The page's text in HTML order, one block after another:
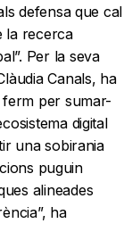
defensa que cal
la recerca
Per la seva
Canals, ha
ferm per sumar-
digital
una sobirania
puguin
alineades
ha